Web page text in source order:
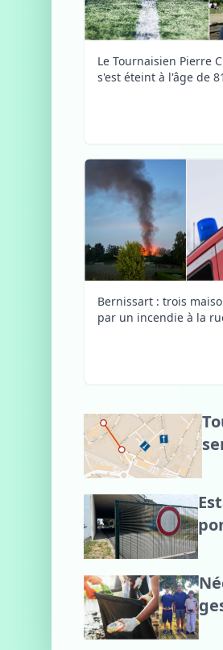
Le Tournaisien Pierre
s'est éteint à l'âge de
Bernissart : trois
par un incendie à la